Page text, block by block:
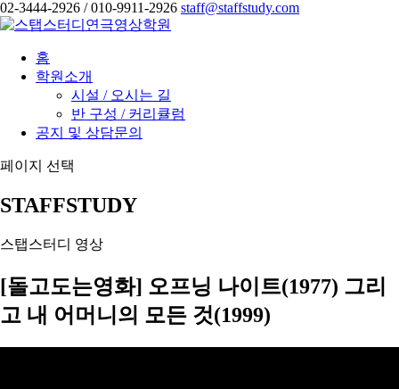
02-3444-2926 / 010-9911-2926 staff@staffstudy.com
홈
학원소개
시설 / 오시는 길
반 구성 / 커리큘럼
공지 및 상담문의
페이지 선택
STAFFSTUDY
스탭스터디 영상
[돌고도는영화] 오프닝 나이트(1977) 그리
고 내 어머니의 모든 것(1999)